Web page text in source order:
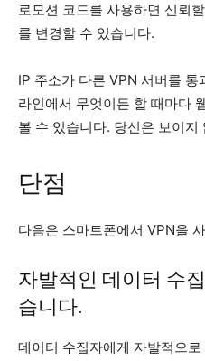
로모션 코드를 사용하면 신뢰
를 변경할 수 있습니다.
IP 주소가 다른 VPN 서버를
라인에서 무엇이든 할 때마다
볼 수 있습니다. 당신은 보이지
단점
다음은 스마트폰에서 VPN을
자발적인 데이터 수
습니다.
데이터 수집자에게 자발적으